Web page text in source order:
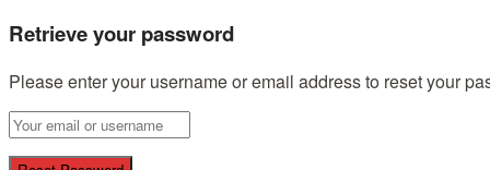
Retrieve your password
Please enter your username or email address to reset your